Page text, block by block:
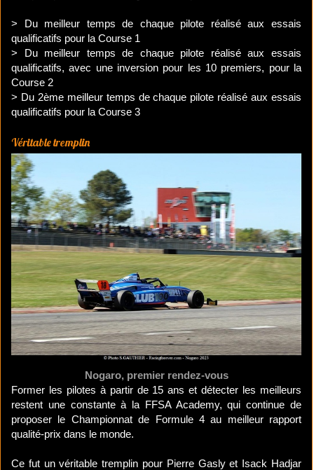
> Du meilleur temps de chaque pilote réalisé aux essais
qualificatifs pour la Course 1
> Du meilleur temps de chaque pilote réalisé aux essais
qualificatifs, avec une inversion pour les 10 premiers, pour la
Course 2
> Du 2ème meilleur temps de chaque pilote réalisé aux essais
qualificatifs pour la Course 3
Véritable tremplin
Nogaro, premier rendez-vous
Former les pilotes à partir de 15 ans et détecter les meilleurs
restent une constante à la FFSA Academy, qui continue de
proposer le Championnat de Formule 4 au meilleur rapport
qualité-prix dans le monde.
Ce fut un véritable tremplin pour Pierre Gasly et Isack Hadjar